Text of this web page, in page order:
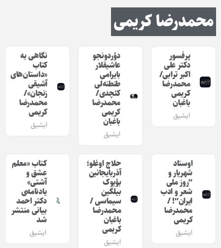
محمدرضا کریمی
پرفسور
دکتر علی
اکبر ترابی/
محمدرضا
کریمی
باغبان
ایشیق
دؤردونجو
عاشیقلار
بایرامی
طنطنه‌لی
کئچدی/
محمدرضا
کریمی
باغبان
ایشیق
نگاهی به
کتاب
«داستان‌های
آشیقی
زنجان»/
محمدرضا
کریمی
ایشیق
اوستاد
شهریار و
“روز ملی
شعر و ادب
ایران”! /
محمدرضا
کریمی
ایشیق
حلاج اوغلو؛
آذربایجانین
بؤیوک
بیلگین
سیماسی /
محمدرضا
باغبان
کریمی
ایشیق
کتاب «معلم
عشق و
آشتی»
یادنامه‌ی
دکتر احمد
بیانی منتشر
شد
ایشیق